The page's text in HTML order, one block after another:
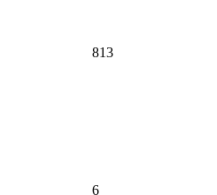
813
6